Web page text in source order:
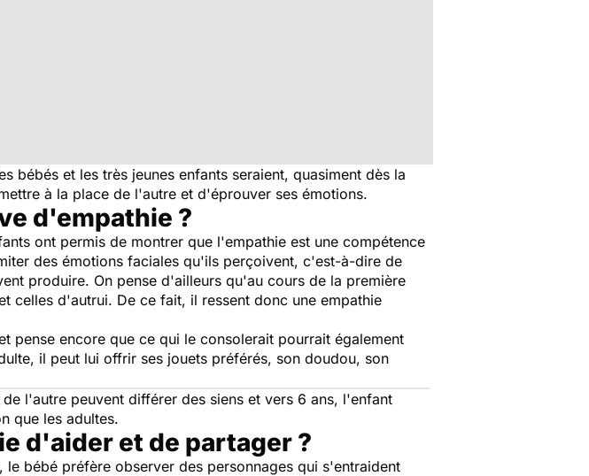
bébés et les très jeunes enfants seraient, quasiment dès la
à la place de l'autre et d'éprouver ses émotions.
d'empathie ?
ont permis de montrer que l'empathie est une compétence
des émotions faciales qu'ils perçoivent, c'est-à-dire de
produire. On pense d'ailleurs qu'au cours de la première
celles d'autrui. De ce fait, il ressent donc une empathie
encore que ce qui le consolerait pourrait également
il peut lui offrir ses jouets préférés, son doudou, son
l'autre peuvent différer des siens et vers 6 ans, l'enfant
que les adultes.
d'aider et de partager ?
bébé préfère observer des personnages qui s'entraident